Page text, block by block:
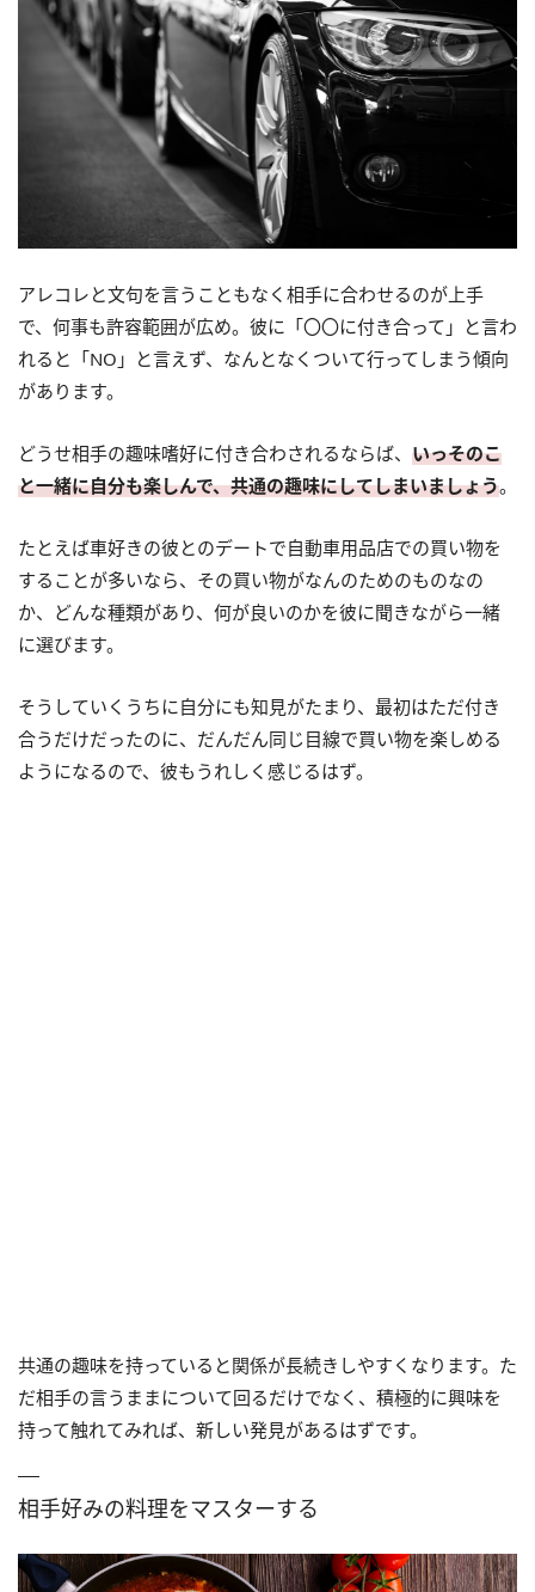
アレコレと文句を言うこともなく相手に合わせるのが上手
で、何事も許容範囲が広め。彼に「〇〇に付き合って」と言わ
れると「NO」と言えず、なんとなくついて行ってしまう傾向
があります。
どうせ相手の趣味嗜好に付き合わされるならば、 いっそのこ
と一緒に自分も楽しんで、共通の趣味にしてしまいましょう。
たとえば車好きの彼とのデートで自動車用品店での買い物を
することが多いなら、その買い物がなんのためのものなの
か、どんな種類があり、何が良いのかを彼に聞きながら一緒
に選びます。
そうしていくうちに自分にも知見がたまり、最初はただ付き
合うだけだったのに、だんだん同じ目線で買い物を楽しめる
ようになるので、彼もうれしく感じるはず。
共通の趣味を持っていると関係が長続きしやすくなります。た
だ相手の言うままについて回るだけでなく、積極的に興味を
持って触れてみれば、新しい発見があるはずです。
相手好みの料理をマスターする